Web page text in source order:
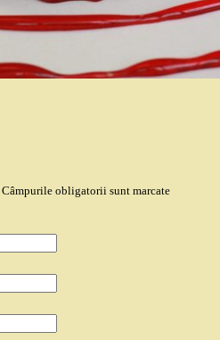
Câmpurile obligatorii sunt marcate